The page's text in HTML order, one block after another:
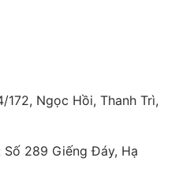
Ngọc Hồi, Thanh Trì,
Số 289 Giếng Đáy, Hạ